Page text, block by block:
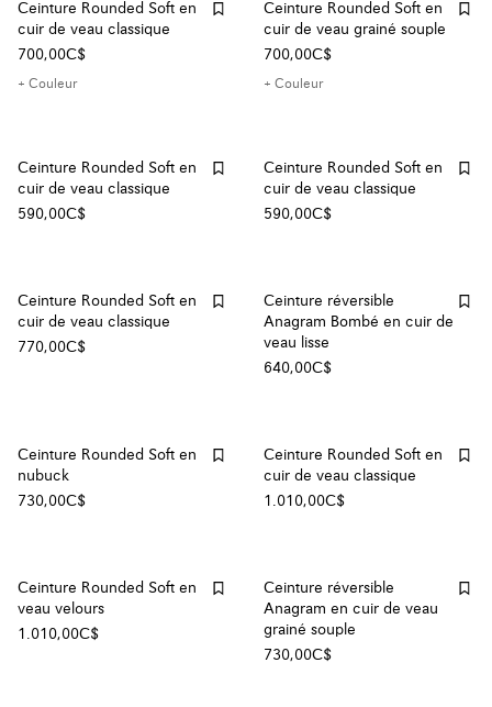
Ceinture Rounded Soft en
cuir de veau classique
700,00C$
+ Couleur
Ceinture Rounded Soft en
cuir de veau grainé souple
700,00C$
+ Couleur
Ceinture Rounded Soft en
cuir de veau classique
590,00C$
Ceinture Rounded Soft en
cuir de veau classique
590,00C$
Ceinture Rounded Soft en
cuir de veau classique
770,00C$
Ceinture réversible
Anagram Bombé en cuir de
veau lisse
640,00C$
Ceinture Rounded Soft en
nubuck
730,00C$
Ceinture Rounded Soft en
cuir de veau classique
1.010,00C$
Ceinture Rounded Soft en
veau velours
1.010,00C$
Ceinture réversible
Anagram en cuir de veau
grainé souple
730,00C$